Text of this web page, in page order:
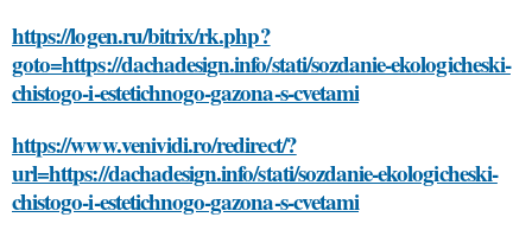
https://logen.ru/bitrix/rk.php?
goto=https://dachadesign.info/stati/sozdanie-ekologicheski-
chistogo-i-estetichnogo-gazona-s-cvetami
https://www.venividi.ro/redirect/?
url=https://dachadesign.info/stati/sozdanie-ekologicheski-
chistogo-i-estetichnogo-gazona-s-cvetami